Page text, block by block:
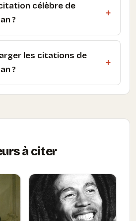
célèbre de
?
les citations de
?
à citer